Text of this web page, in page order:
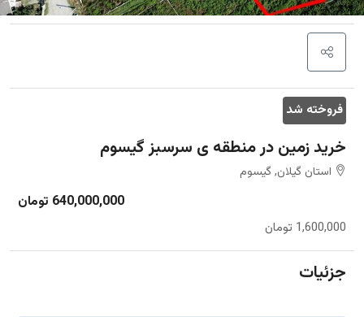
فروخته شد
خرید زمین در منطقه ی سرسبز گیسوم
استان گیلان, گیسوم
640,000,000 تومان
1,600,000 تومان
جزئیات